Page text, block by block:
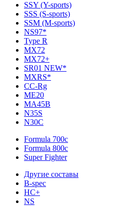
SSY (Y-sports)
SSS (S-sports)
SSM (M-sports)
NS97*
Type R
MX72
MX72+
SR01 NEW*
MXRS*
CC-Rg
ME20
MA45B
N35S
N30C
Formula 700c
Formula 800c
Super Fighter
Другие составы
B-spec
HC+
NS